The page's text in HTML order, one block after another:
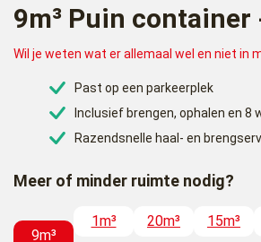
9m³ Puin container
Wil je weten wat er allemaal wel en niet in
Past op een parkeerplek
Inclusief brengen, ophalen en 8
Razendsnelle haal- en
Meer of minder ruimte nodig?
9m³
1m³ 20m³ 15m³